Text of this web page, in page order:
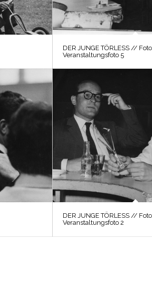
DER JUNGE TÖRLESS //
Veranstaltungsfoto 5
DER JUNGE TÖRLESS //
Veranstaltungsfoto 2